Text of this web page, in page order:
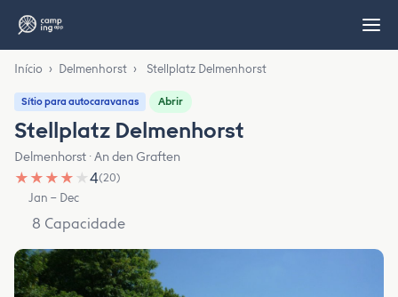
Início › Delmenhorst › Stellplatz Delmenhorst
Sítio para autocaravanas Abrir
Stellplatz Delmenhorst
Delmenhorst · An den Graften
★ ★ ★ ★ ★4(20)
Jan – Dec
8 Capacidade